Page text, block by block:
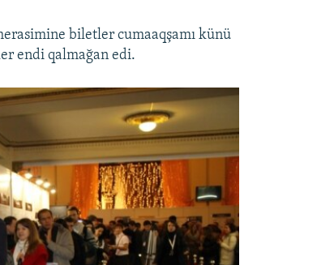
biletler cumaaqşamı künü
endi qalmağan edi.